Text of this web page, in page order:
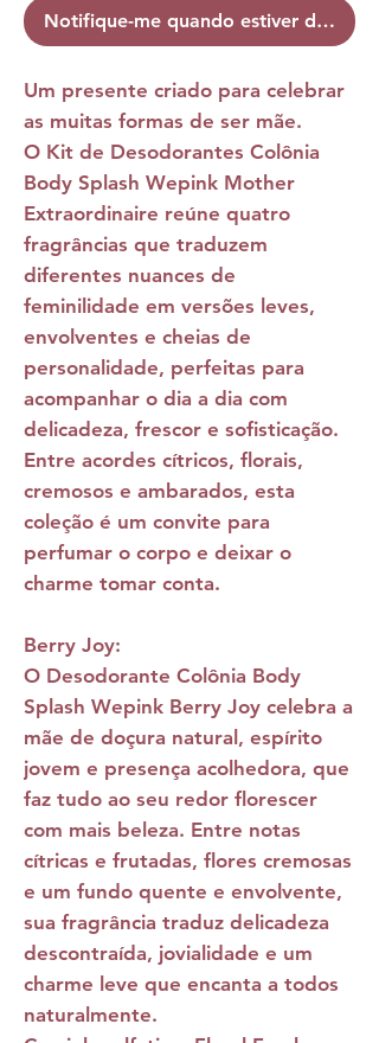
Notifique-me quando estiver
Um presente criado para celebrar
as muitas formas de ser mãe.
O Kit de Desodorantes Colônia
Body Splash Wepink Mother
Extraordinaire reúne quatro
fragrâncias que traduzem
diferentes nuances de
feminilidade em versões leves,
envolventes e cheias de
personalidade, perfeitas para
acompanhar o dia a dia com
delicadeza, frescor e sofisticação.
Entre acordes cítricos, florais,
cremosos e ambarados, esta
coleção é um convite para
perfumar o corpo e deixar o
charme tomar conta.
Berry Joy:
O Desodorante Colônia Body
Splash Wepink Berry Joy celebra a
mãe de doçura natural, espírito
jovem e presença acolhedora, que
faz tudo ao seu redor florescer
com mais beleza. Entre notas
cítricas e frutadas, flores cremosas
e um fundo quente e envolvente,
sua fragrância traduz delicadeza
descontraída, jovialidade e um
charme leve que encanta a todos
naturalmente.